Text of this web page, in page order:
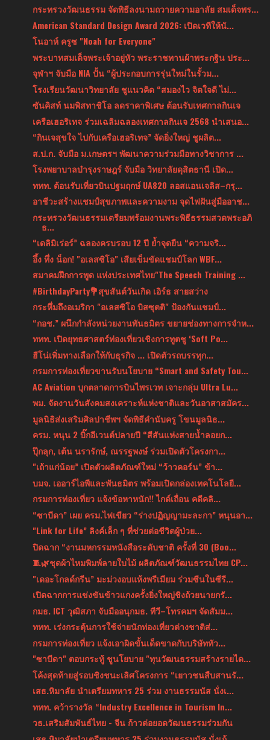
กระทรวงวัฒนธรรม จัดพิธีลงนามถวายความอาลัย สมเด็จพร...
American Standard Design Award 2026: เปิดเวทีให้นั...
โนอาห์ ครูซ "Noah for Everyone"
พระบาทสมเด็จพระเจ้าอยู่หัว พระราชทานผ้าพระกฐิน ประ...
จุฬาฯ จับมือ NIA ปั้น “ผู้ประกอบการรุ่นใหม่ในรั้วม...
โรงเรียนวัฒนาวิทยาลัย ชูแนวคิด “สมองไว จิตใจดี ไม่...
ซันคิสท์ นมพิสทาชิโอ ลดราคาพิเศษ ต้อนรับเทศกาลกินเจ
เครือเฮอริเทจ ร่วมเฉลิมฉลองเทศกาลกินเจ 2568 นำเสนอ...
“กินเจสุขใจ ไปกับเครือเฮอริเทจ” จัดยิ่งใหญ่ ชูผลิต...
ส.ป.ก. จับมือ ม.เกษตรฯ พัฒนาความร่วมมือทางวิชาการ ...
โรงพยาบาลบำรุงราษฎร์ จับมือ วิทยาลัยดุสิตธานี เปิด...
ททท. ต้อนรับเที่ยวบินปฐมฤกษ์ UA820 ลอสแอนเจลิส–กรุ...
อาชีวะสร้างแชมป์สุขภาพและความงาม จุดไฟฝันสู่มืออาช...
กระทรวงวัฒนธรรมเตรียมพร้อมงานพระพิธีธรรมสวดพระอภิ
ธ...
“เดลิมิเร่อร์” ฉลองครบรอบ 12 ปี ย้ำจุดยืน “ความจริ...
อึ้ง ทึ่ง น็อก! "อเลสซิโอ" เสียเข็มขัดแชมป์โลก WBF...
สมาคมฝึกการพูด แห่งประเทศไทย"The Speech Training ...
#BirthdayParty💐สุขสันต์วันเกิด เอิร์ธ สายสว่าง
กระหึ่มถึงอเมริกา "อเลสซิโอ บิสซุตติ" ป้องกันแชมป์...
“กอช.” ผนึกกำลังหน่วยงานพันธมิตร ขยายช่องทางการจำห...
ททท. เปิดยุทธศาสตร์ท่องเที่ยวเชิงการทูตชู ‘Soft Po...
ฮีโน่เพิ่มทางเลือกให้กับธุรกิจ ... เปิดตัวรถบรรทุก...
กรมการท่องเที่ยวขานรับนโยบาย “Smart and Safety Tou...
AC Aviation บุกตลาดการบินไพรเวท เจาะกลุ่ม Ultra Lu...
พม. จัดงานวันสังคมสงเคราะห์แห่งชาติและวันอาสาสมัคร...
มูลนิธิส่งเสริมศิลปาชีพฯ จัดพิธีคำนับครู โขนมูลนิธ...
ครม. หนุน 2 บิ๊กอีเวนต์ปลายปี “สีสันแห่งสายน้ำลอยก...
ปุ๊กลุก, เต้น นรารักษ์, ณรรฐพงษ์ ร่วมเปิดตัวโครงกา...
"เถ้าแก่น้อย” เปิดตัวผลิตภัณฑ์ใหม่ “ว้าวคอร์น” ข้า...
บมจ. เออาร์ไอพีและพันธมิตร พร้อมเปิดกล่องเทคโนโลยี...
กรมการท่องเที่ยว แจ้งข้อหาหนัก!! ไกด์เถื่อน คดีคลิ...
“ซาบีดา” เผย ครม.ไฟเขียว “ร่างปฏิญญามะละกา” หนุนอา...
"Link for Life” ลิงค์เล็ก ๆ ที่ช่วยต่อชีวิตผู้ป่วย...
ปิดฉาก “งานมหกรรมหนังสือระดับชาติ ครั้งที่ 30 (Boo...
🧵🌿ชุดผ้าไหมพิมพ์ลายใบไม้ ผลิตภัณฑ์วัฒนธรรมไทย CP...
"เดอะโกลด์กรีน” มะม่วงอบแห้งพรีเมียม ร่วมซีนในซีรี...
เปิดฉากการแข่งขันข้าวแกงครั้งยิ่งใหญ่ชิงถ้วยนายกรั...
กมธ. ICT วุฒิสภา จับมืออนุกมธ. ทีวี–โทรคมฯ จัดสัมม...
‎ททท. เร่งกระตุ้นการใช้จ่ายนักท่องเที่ยวต่างชาติส่...
กรมการท่องเที่ยว แจ้งเอาผิดขั้นเด็ดขาดกับบริษัททัว...
"ซาบีดา" ตอบกระทู้ ชูนโยบาย "ทุนวัฒนธรรมสร้างรายได...
โค้งสุดท้ายสู่รอบชิงชนะเลิศโครงการ “เยาวชนสืบสานรั...
เสธ.หิมาลัย นำเตรียมทหาร 25 ร่วม งานธรรมนัส นั่งเ...
ททท. คว้ารางวัล “Industry Excellence in Tourism In...
วธ.เสริมสัมพันธ์ไทย - จีน ก้าวต่อยอดวัฒนธรรมร่วมกัน